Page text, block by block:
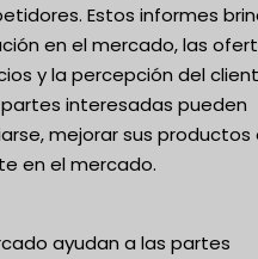
Estos informes
en el mercado, las
y la percepción del
interesadas pueden
mejorar sus productos
en el mercado.
ayudan a las partes